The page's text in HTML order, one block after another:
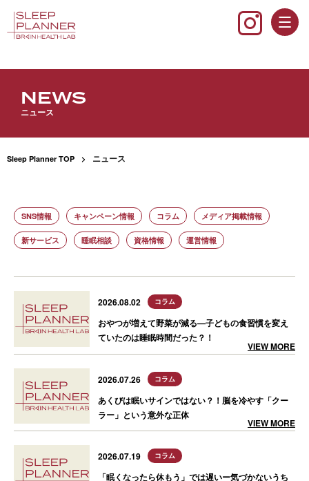
NEWS
ニュース
Sleep Planner TOP ニュース
SNS情報 キャンペーン情報 コラム メディア掲載情報
新サービス 睡眠相談 資格情報 運営情報
2026.08.02 コラム
おやつが増えて野菜が減る―子どもの食習慣を変え
ていたのは睡眠時間だった？！
VIEW MORE
2026.07.26 コラム
あくびは眠いサインではない？！脳を冷やす「クー
ラー」という意外な正体
VIEW MORE
2026.07.19 コラム
「眠くなったら休もう」では遅いー気づかないうち